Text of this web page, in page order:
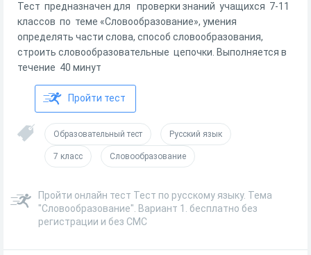
Тест предназначен для проверки знаний учащихся 7-11
классов по теме «Словообразование», умения
определять части слова, способ словообразования,
строить словообразовательные цепочки. Выполняется в
течение 40 минут
Пройти тест
Образовательный тест Русский язык
7 класс Словообразование
Пройти онлайн тест Тест по русскому языку. Тема
"Словообразование". Вариант 1. бесплатно без
регистрации и без СМС